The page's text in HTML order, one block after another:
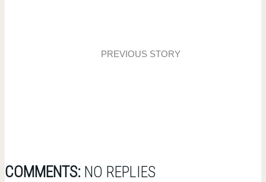
PREVIOUS STORY
COMMENTS: NO REPLIES